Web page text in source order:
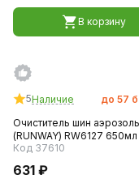
В корзину
5Наличие до 57
Очиститель шин аэрозоль
(RUNWAY) RW6127 650мл
Код 37610
631 ₽